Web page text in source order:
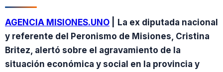
AGENCIA MISIONES.UNO
La ex diputada nacional
y referente del Peronismo de Misiones, Cristina
Britez, alertó sobre el agravamiento de la
situación económica y social en la provincia y